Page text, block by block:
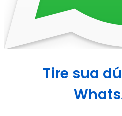
Tire sua